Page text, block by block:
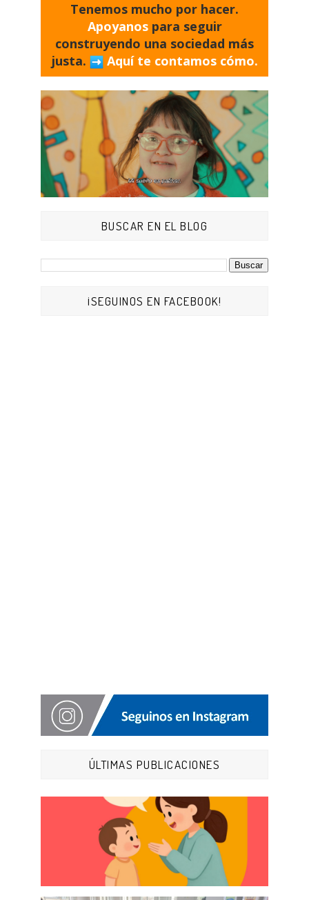
Tenemos mucho por hacer.
Apoyanos para seguir
construyendo una sociedad más
justa.
Aquí te contamos cómo.
BUSCAR EN EL BLOG
¡SEGUINOS EN FACEBOOK!
ÚLTIMAS PUBLICACIONES